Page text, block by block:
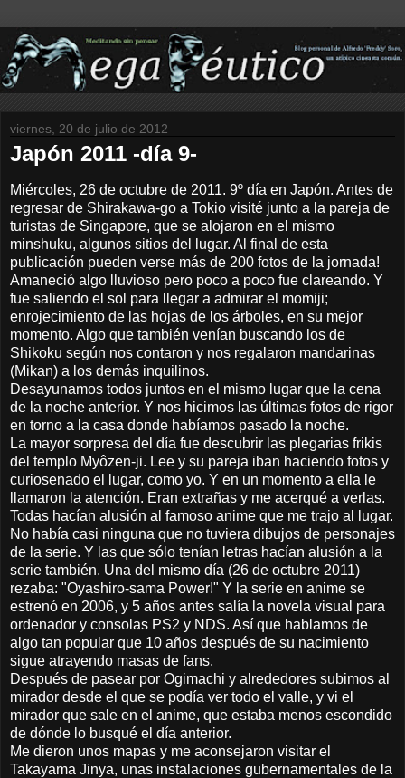
viernes, 20 de julio de 2012
Japón 2011 -día 9-
Miércoles, 26 de octubre de 2011. 9º día en Japón. Antes de
regresar de Shirakawa-go a Tokio visité junto a la pareja de
turistas de Singapore, que se alojaron en el mismo
minshuku, algunos sitios del lugar. Al final de esta
publicación pueden verse más de 200 fotos de la jornada!
Amaneció algo lluvioso pero poco a poco fue clareando. Y
fue saliendo el sol para llegar a admirar el momiji;
enrojecimiento de las hojas de los árboles, en su mejor
momento. Algo que también venían buscando los de
Shikoku según nos contaron y nos regalaron mandarinas
(Mikan) a los demás inquilinos.
Desayunamos todos juntos en el mismo lugar que la cena
de la noche anterior. Y nos hicimos las últimas fotos de rigor
en torno a la casa donde habíamos pasado la noche.
La mayor sorpresa del día fue descubrir las plegarias frikis
del templo Myôzen-ji. Lee y su pareja iban haciendo fotos y
curiosenado el lugar, como yo. Y en un momento a ella le
llamaron la atención. Eran extrañas y me acerqué a verlas.
Todas hacían alusión al famoso anime que me trajo al lugar.
No había casi ninguna que no tuviera dibujos de personajes
de la serie. Y las que sólo tenían letras hacían alusión a la
serie también. Una del mismo día (26 de octubre 2011)
rezaba: "Oyashiro-sama Power!" Y la serie en anime se
estrenó en 2006, y 5 años antes salía la novela visual para
ordenador y consolas PS2 y NDS. Así que hablamos de
algo tan popular que 10 años después de su nacimiento
sigue atrayendo masas de fans.
Después de pasear por Ogimachi y alrededores subimos al
mirador desde el que se podía ver todo el valle, y vi el
mirador que sale en el anime, que estaba menos escondido
de dónde lo busqué el día anterior.
Me dieron unos mapas y me aconsejaron visitar el
Takayama Jinya, unas instalaciones gubernamentales de la